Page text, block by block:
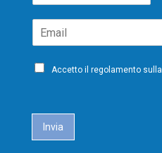
o
em
P
c
Accetto il regolamento sulla
Invia